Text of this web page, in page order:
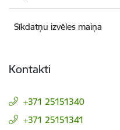
Sīkdatņu izvēles maiņa
Kontakti
+371 25151340
+371 25151341